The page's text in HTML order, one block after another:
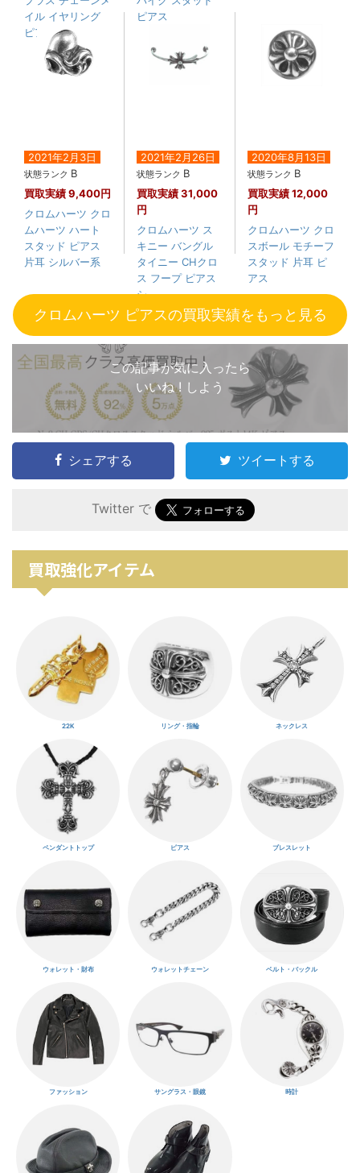
イル イヤリング
ピアス
ピアス
2021年2月3日
状態ランク B
買取実績9,400円
クロムハーツ クロ
ムハーツ ハート
スタッド ピアス
片耳 シルバー系
2021年2月26日
状態ランク B
買取実績31,000
円
クロムハーツ ス
キニー バングル
タイニー CHクロ
ス フープ ピアス
シ....
2020年8月13日
状態ランク B
買取実績12,000
円
クロムハーツ クロ
スボール モチーフ
スタッド 片耳 ピ
アス
クロムハーツ ピアスの買取実績をもっと見る
この記事が気に入ったら
いいね ! しよう
シェアする ツイートする
Twitter で
買取強化アイテム
22K リング・指輪 ネックレス
ペンダントトップ ピアス ブレスレット
ウォレット・財布 ウォレットチェーン ベルト・バックル
ファッション サングラス・眼鏡 時計